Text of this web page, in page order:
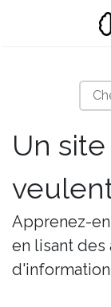
Un
Apprenez-
en lisant